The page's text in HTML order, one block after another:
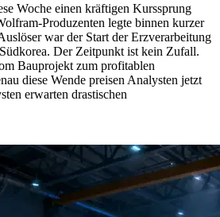
Woche einen kräftigen Kurssprung
Produzenten legte binnen kurzer
war der Start der Erzverarbeitung
Der Zeitpunkt ist kein Zufall.
Bauprojekt zum profitablen
diese Wende preisen Analysten jetzt
erwarten drastischen